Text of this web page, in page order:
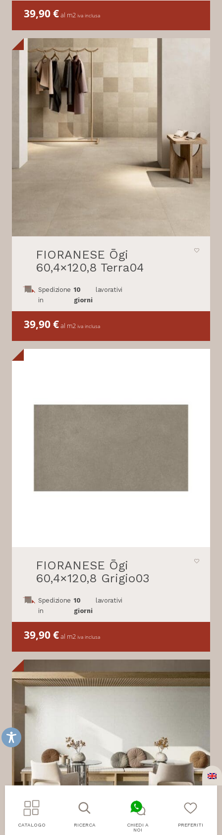
39,90€al m2 iva inclusa
FIORANESE Ōgi
60,4×120,8 Terra04
Spedizione
in
10
giorni
lavorativi
39,90€al m2 iva inclusa
FIORANESE Ōgi
60,4×120,8 Grigio03
Spedizione
in
10
giorni
lavorativi
39,90€al m2 iva inclusa
CATALOGO RICERCA
CHIEDI A
NOI
PREFERITI